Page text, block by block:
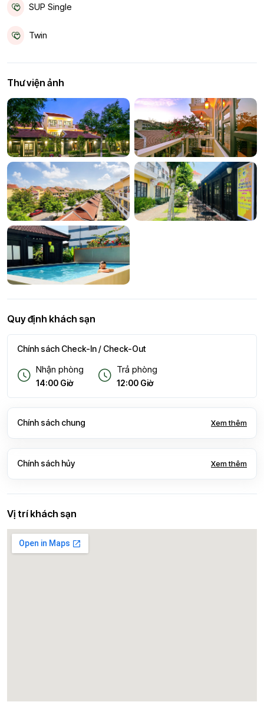
SUP Single
Twin
Twin 2
Trip
Fam1
Fam 2
King
Thư viện ảnh
Quy định khách sạn
Chính sách Check-In / Check-Out
Nhận phòng
14:00 Giờ
Trả phòng
12:00 Giờ
Chính sách chung Xem thêm
Chính sách hủy Xem thêm
Vị trí khách sạn